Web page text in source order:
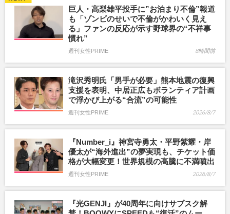
巨人・高梨雄平投手に”お泊まり不倫”報道
も「ゾンビのせいで不倫がかわいく見え
る」ファンの反応が示す野球界の“不祥事
慣れ”
週刊女性PRIME 8時間前
滝沢秀明氏「男手が必要」熊本地震の復興
支援を表明、中居正広もボランティア計画
で浮かび上がる“合流”の可能性
週刊女性PRIME 2026/8/7
『Number_i』神宮寺勇太・平野紫耀・岸
優太が“海外進出”の夢実現も、チケット価
格が大幅変更！世界規模の高騰に不満噴出
週刊女性PRIME 2026/8/7
『光GENJI』が40周年に向けサブスク解